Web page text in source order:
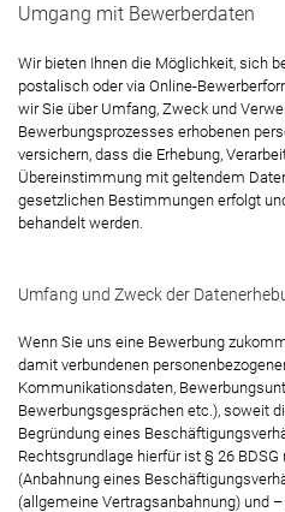
Umgang mit Bewerberdaten
Wir bieten Ihnen die Möglichkeit, sich
postalisch oder via Online-
wir Sie über Umfang, Zweck und
Bewerbungsprozesses erhobenen
versichern, dass die Erhebung,
Übereinstimmung mit geltendem
gesetzlichen Bestimmungen erfolgt
behandelt werden.
Umfang und Zweck der
Wenn Sie uns eine Bewerbung
damit verbundenen
Kommunikationsdaten,
Bewerbungsgesprächen etc.), soweit
Begründung eines
Rechtsgrundlage hierfür ist § 26
(Anbahnung eines
(allgemeine Vertragsanbahnung) und